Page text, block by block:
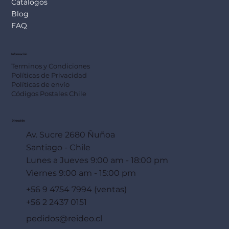
Catálogos
Blog
FAQ
Información
Terminos y Condiciones
Políticas de Privacidad
Políticas de envío
Códigos Postales Chile
Dirección
Av. Sucre 2680 Ñuñoa
Santiago - Chile
Lunes a Jueves 9:00 am - 18:00 pm
Viernes 9:00 am - 15:00 pm
+56 9 4754 7994 (ventas)
+56 2 2437 0151
pedidos@reideo.cl